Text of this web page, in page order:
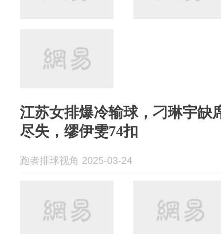
江苏女排爆冷输球，刁琳宇缺
尽失，缪伊雯74扣
跑者排球视角 2025-03-24